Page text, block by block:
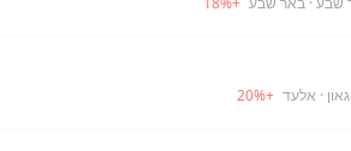
· אלעד +
20%